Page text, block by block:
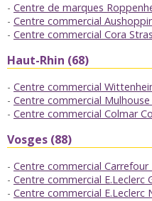
Centre de marques
Centre commercial
Centre commercial Cora
Haut-Rhin (68)
Centre commercial
Centre commercial
Centre commercial Colmar
Vosges (88)
Centre commercial Carrefour
Centre commercial E.Leclerc
Centre commercial E.Leclerc